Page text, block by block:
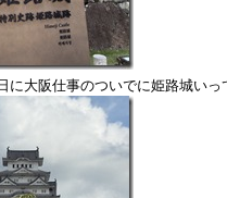
に大阪仕事のついでに姫路城いっ